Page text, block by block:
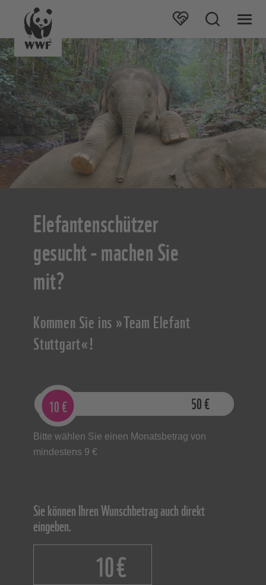
Elefantenschützer
gesucht - machen Sie
mit?
Kommen Sie ins »Team Elefant
Stuttgart«!
10€
9€ 50€
Bitte wählen Sie einen Monatsbetrag von
mindestens 9 €
Sie können Ihren Wunschbetrag auch direkt
eingeben.
€